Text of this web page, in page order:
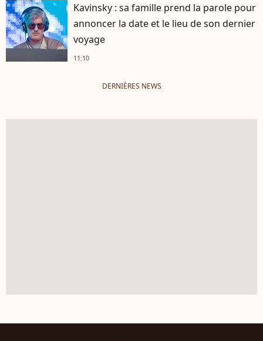
Kavinsky : sa famille prend la parole pour
annoncer la date et le lieu de son dernier
voyage
11:10
DERNIÈRES NEWS